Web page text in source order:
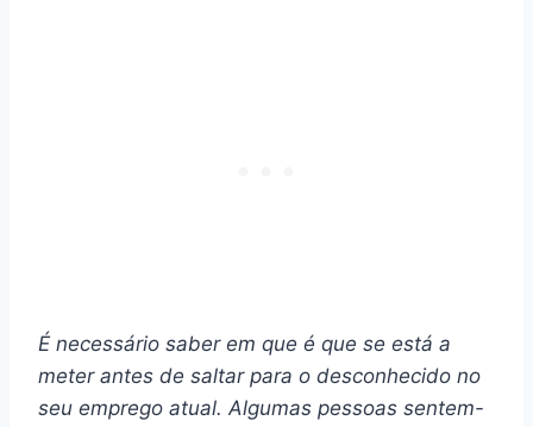
É necessário saber em que é que se está a
meter antes de saltar para o desconhecido no
seu emprego atual. Algumas pessoas sentem-